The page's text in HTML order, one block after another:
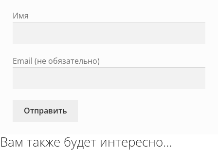
Имя
Email (не обязательно)
Вам также будет интересно…